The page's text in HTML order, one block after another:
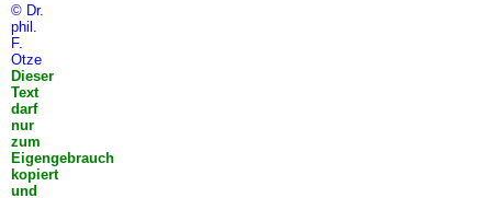
© Dr.
phil.
F.
Otze
Dieser
Text
darf
nur
zum
Eigengebrauch
kopiert
und